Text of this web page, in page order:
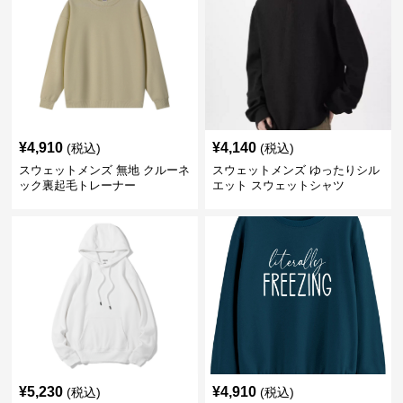
¥4,910 (税込)
スウェットメンズ 無地 クルーネ
ック裏起毛トレーナー
¥4,140 (税込)
スウェットメンズ ゆったりシル
エット スウェットシャツ
¥5,230 (税込) ¥4,910 (税込)